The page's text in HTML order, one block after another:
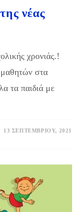
νέας
χρονιάς.!
στα
τα παιδιά με
13 ΣΕΠΤΕΜΒΡΊΟΥ, 2021